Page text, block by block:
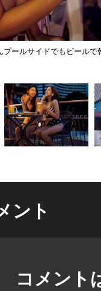
プールサイドでもビールで
ント
コメント